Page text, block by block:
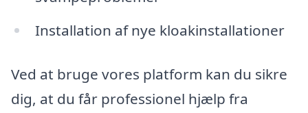
Installation af nye kloakinstallationer
Ved at bruge vores platform kan du sikre
dig, at du får professionel hjælp fra